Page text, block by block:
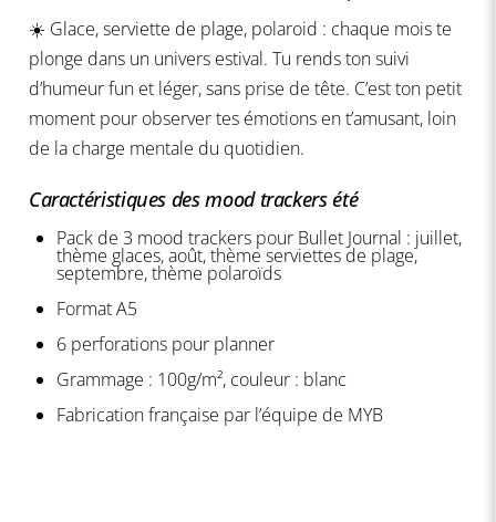
☀️ Glace, serviette de plage, polaroid : chaque mois te
plonge dans un univers estival. Tu rends ton suivi
d’humeur fun et léger, sans prise de tête. C’est ton petit
moment pour observer tes émotions en t’amusant, loin
de la charge mentale du quotidien.
Caractéristiques des mood trackers été
Pack de 3 mood trackers pour Bullet Journal : juillet,
thème glaces, août, thème serviettes de plage,
septembre, thème polaroïds
Format A5
6 perforations pour planner
Grammage : 100g/m², couleur : blanc
Fabrication française par l’équipe de MYB